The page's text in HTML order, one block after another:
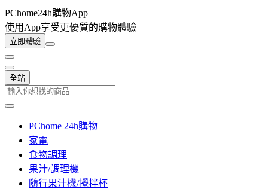
PChome24h購物App
使用App享受更優質的購物體驗
立即體驗
全站
PChome 24h購物
家電
食物調理
果汁/調理機
隨行果汁機/攪拌杯